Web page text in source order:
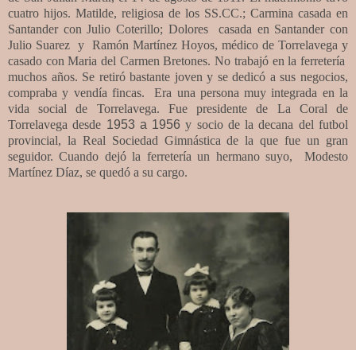
cuatro hijos. Matilde, religiosa de los SS.CC.; Carmina casada en
Santander con Julio Coterillo; Dolores casada en Santander con
Julio Suarez y Ramón Martínez Hoyos, médico de Torrelavega y
casado con Maria del Carmen Bretones. No trabajó en la ferretería
muchos años. Se retiró bastante joven y se dedicó a sus negocios,
compraba y vendía fincas. Era una persona muy integrada en la
vida social de Torrelavega. Fue presidente de La Coral de
Torrelavega desde 1953 a 1956y socio de la decana del futbol
provincial, la Real Sociedad Gimnástica de la que fue un gran
seguidor. Cuando dejóla ferretería un hermano suyo, Modesto
Martínez Díaz, se quedó a su cargo.